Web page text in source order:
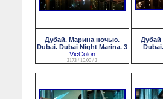
Дубай. Марина ночью.
Dubai. Dubai Night Marina. 3
VicColon
2173 / 10.00 / 2
Дубай